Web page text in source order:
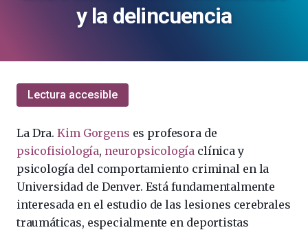
Científica
Científica
y la delincuencia
Lectura accesible
La Dra.Kim Gorgens es profesora de
psicofisiología, neuropsicología clínica y
psicología del comportamiento criminal en la
Universidad de Denver. Está fundamentalmente
interesada en el estudio de las lesiones cerebrales
traumáticas, especialmente en deportistas